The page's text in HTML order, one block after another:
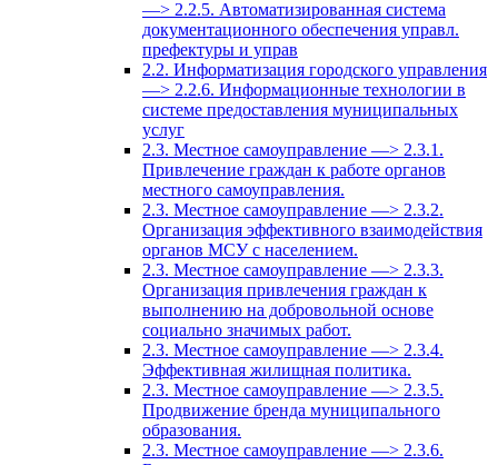
—> 2.2.5. Автоматизированная система
документационного обеспечения управл.
префектуры и управ
2.2. Информатизация городского управления
—> 2.2.6. Информационные технологии в
системе предоставления муниципальных
услуг
2.3. Местное самоуправление —> 2.3.1.
Привлечение граждан к работе органов
местного самоуправления.
2.3. Местное самоуправление —> 2.3.2.
Организация эффективного взаимодействия
органов МСУ с населением.
2.3. Местное самоуправление —> 2.3.3.
Организация привлечения граждан к
выполнению на добровольной основе
социально значимых работ.
2.3. Местное самоуправление —> 2.3.4.
Эффективная жилищная политика.
2.3. Местное самоуправление —> 2.3.5.
Продвижение бренда муниципального
образования.
2.3. Местное самоуправление —> 2.3.6.